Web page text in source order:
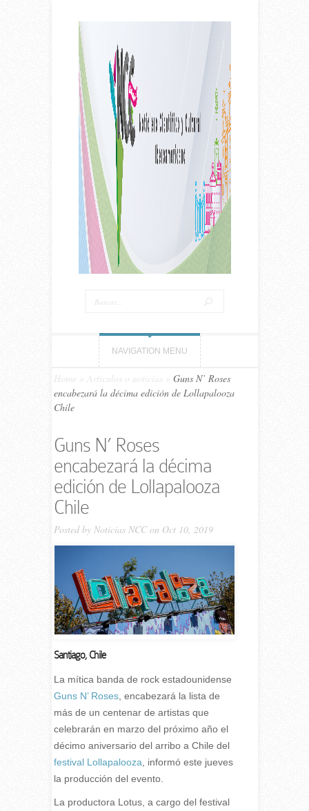
NAVIGATION MENU
Home Artículos o noticias
Guns N’ Roses
encabezará la décima edición de Lollapalooza
Chile
Guns N’ Roses
encabezará la décima
edición de Lollapalooza
Chile
Posted by Noticias NCCon Oct 10, 2019
Santiago, Chile
La mítica banda de rock estadounidense
Guns N’ Roses, encabezará la lista de
más de un centenar de artistas que
celebrarán en marzo del próximo año el
décimo aniversario del arribo a Chile del
festival Lollapalooza , informó este jueves
la producción del evento.
La productora Lotus, a cargo del festival